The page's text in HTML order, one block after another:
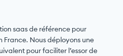
saas de référence pour
France. Nous déployons une
pour faciliter l’essor de